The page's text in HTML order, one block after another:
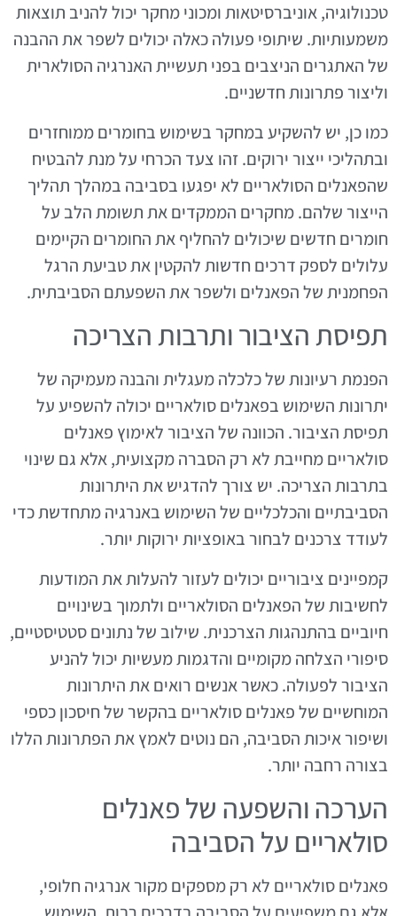
טכנולוגיה, אוניברסיטאות ומכוני מחקר יכול להניב תוצאות
משמעותיות. שיתופי פעולה כאלה יכולים לשפר את ההבנה
של האתגרים הניצבים בפני תעשיית האנרגיה הסולארית
וליצור פתרונות חדשניים.
כמו כן, יש להשקיע במחקר בשימוש בחומרים ממוחזרים
ובתהליכי ייצור ירוקים. זהו צעד הכרחי על מנת להבטיח
שהפאנלים הסולאריים לא יפגעו בסביבה במהלך תהליך
הייצור שלהם. מחקרים הממקדים את תשומת הלב על
חומרים חדשים שיכולים להחליף את החומרים הקיימים
עלולים לספק דרכים חדשות להקטין את טביעת הרגל
הפחמנית של הפאנלים ולשפר את השפעתם הסביבתית.
תפיסת הציבור ותרבות הצריכה
הפנמת רעיונות של כלכלה מעגלית והבנה מעמיקה של
יתרונות השימוש בפאנלים סולאריים יכולה להשפיע על
תפיסת הציבור. הכוונה של הציבור לאימוץ פאנלים
סולאריים מחייבת לא רק הסברה מקצועית, אלא גם שינוי
בתרבות הצריכה. יש צורך להדגיש את היתרונות
הסביבתיים והכלכליים של השימוש באנרגיה מתחדשת כדי
לעודד צרכנים לבחור באופציות ירוקות יותר.
קמפיינים ציבוריים יכולים לעזור להעלות את המודעות
לחשיבות של הפאנלים הסולאריים ולתמוך בשינויים
חיוביים בהתנהגות הצרכנית. שילוב של נתונים סטטיסטיים,
סיפורי הצלחה מקומיים והדגמות מעשיות יכול להניע
הציבור לפעולה. כאשר אנשים רואים את היתרונות
המוחשיים של פאנלים סולאריים בהקשר של חיסכון כספי
ושיפור איכות הסביבה, הם נוטים לאמץ את הפתרונות הללו
בצורה רחבה יותר.
הערכה והשפעה של פאנלים
סולאריים על הסביבה
פאנלים סולאריים לא רק מספקים מקור אנרגיה חלופי,